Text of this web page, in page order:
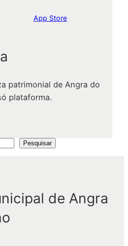
App Store
patrimonial de Angra do
plataforma.
Pesquisar
de Angra